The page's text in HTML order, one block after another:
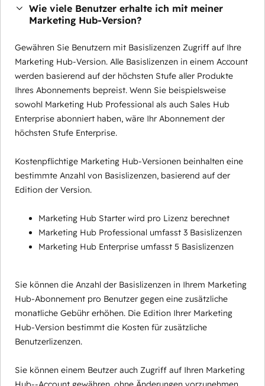
Wie viele Benutzer erhalte ich mit meiner
Marketing Hub-Version?
Gewähren Sie Benutzern mit Basislizenzen Zugriff auf Ihre
Marketing Hub-Version. Alle Basislizenzen in einem Account
werden basierend auf der höchsten Stufe aller Produkte
Ihres Abonnements bepreist. Wenn Sie beispielsweise
sowohl Marketing Hub Professional als auch Sales Hub
Enterprise abonniert haben, wäre Ihr Abonnement der
höchsten Stufe Enterprise.
Kostenpflichtige Marketing Hub-Versionen beinhalten eine
bestimmte Anzahl von Basislizenzen, basierend auf der
Edition der Version.
Marketing Hub Starter wird pro Lizenz berechnet
Marketing Hub Professional umfasst 3 Basislizenzen
Marketing Hub Enterprise umfasst 5 Basislizenzen
Sie können die Anzahl der Basislizenzen in Ihrem Marketing
Hub-Abonnement pro Benutzer gegen eine zusätzliche
monatliche Gebühr erhöhen. Die Edition Ihrer Marketing
Hub-Version bestimmt die Kosten für zusätzliche
Benutzerlizenzen.
Sie können einem Beutzer auch Zugriff auf Ihren Marketing